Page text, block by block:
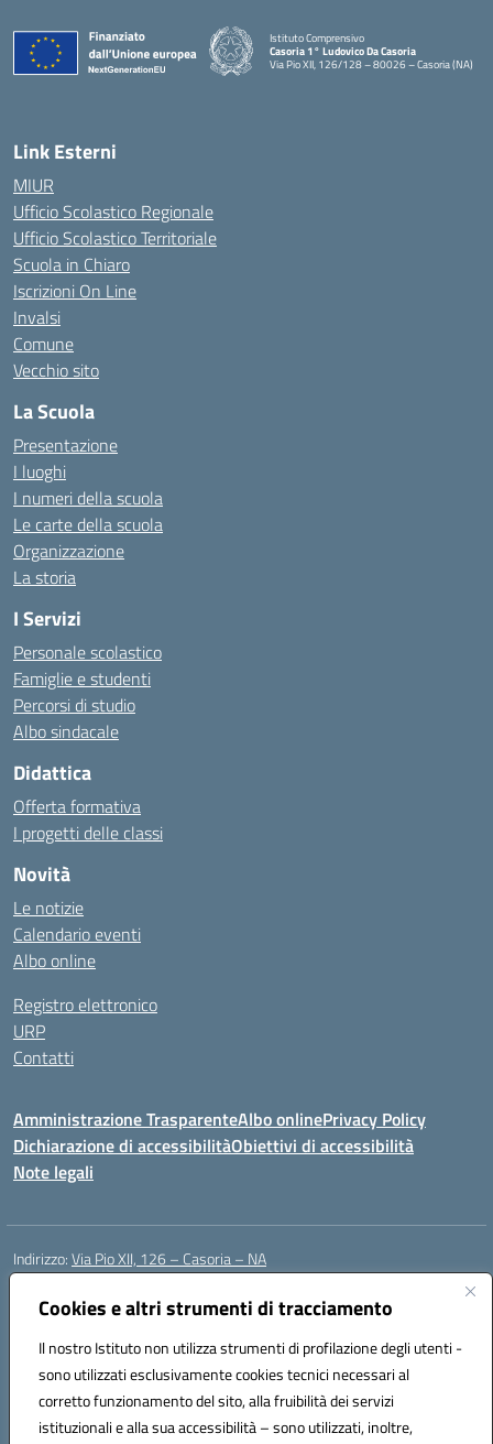
Cookies e altri strumenti di tracciamento
Il nostro Istituto non utilizza strumenti di profilazione degli utenti -
sono utilizzati esclusivamente cookies tecnici necessari al
corretto funzionamento del sito, alla fruibilità dei servizi
istituzionali e alla sua accessibilità – sono utilizzati, inoltre,
Istituto Comprensivo
Casoria 1° Ludovico Da Casoria
Via Pio XII, 126/128 – 80026 – Casoria (NA)
Link Esterni
MIUR
Ufficio Scolastico Regionale
Ufficio Scolastico Territoriale
Scuola in Chiaro
Iscrizioni On Line
Invalsi
Comune
Vecchio sito
La Scuola
Presentazione
I luoghi
I numeri della scuola
Le carte della scuola
Organizzazione
La storia
I Servizi
Personale scolastico
Famiglie e studenti
Percorsi di studio
Albo sindacale
Didattica
Offerta formativa
I progetti delle classi
Novità
Le notizie
Calendario eventi
Albo online
Registro elettronico
URP
Contatti
Amministrazione TrasparenteAlbo onlinePrivacy Policy
Dichiarazione di accessibilitàObiettivi di accessibilità
Note legali
Indirizzo:Via Pio XII, 126 – Casoria – NA
Centralino:
Posta elettronica certificata (PEC):naic8et00d@pec.istruzione.it
Codice fiscale: 93056760635
Codice meccanografico:NAIC8ET00D
Codice Indice delle Pubbliche Amministrazioni (IPA): clcc_063
Codice unico di fatturazione (CUF): UFVE8K